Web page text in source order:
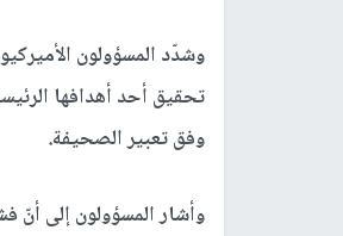
وشدّد المسؤولون
تحقيق أحد أهدافها
وفق تعبير الصحيفة.
وأشار المسؤولون إلى